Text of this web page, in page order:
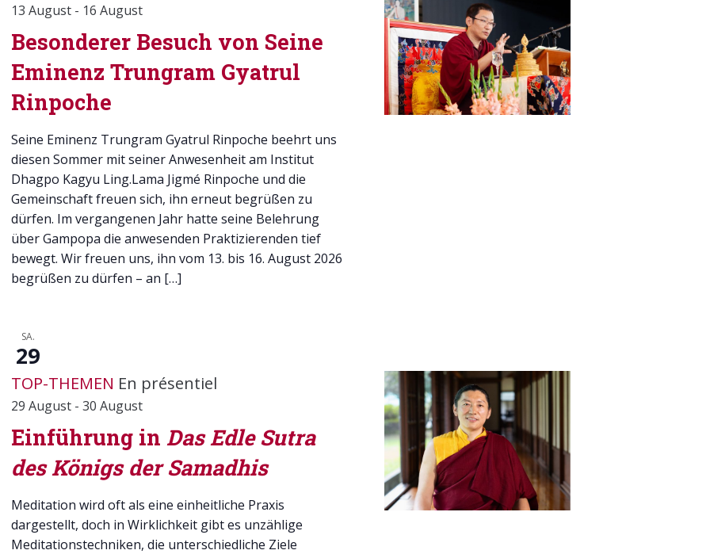
13 August - 16 August
Besonderer Besuch von Seine
Eminenz Trungram Gyatrul
Rinpoche
Seine Eminenz Trungram Gyatrul Rinpoche beehrt uns
diesen Sommer mit seiner Anwesenheit am Institut
Dhagpo Kagyu Ling.Lama Jigmé Rinpoche und die
Gemeinschaft freuen sich, ihn erneut begrüßen zu
dürfen. Im vergangenen Jahr hatte seine Belehrung
über Gampopa die anwesenden Praktizierenden tief
bewegt. Wir freuen uns, ihn vom 13. bis 16. August 2026
begrüßen zu dürfen – an […]
SA.
29
TOP-THEMEN En présentiel
29 August -30 August
Einführung in Das Edle Sutra
des Königs der Samadhis
Meditation wird oft als eine einheitliche Praxis
dargestellt, doch in Wirklichkeit gibt es unzählige
Meditationstechniken, die unterschiedliche Ziele